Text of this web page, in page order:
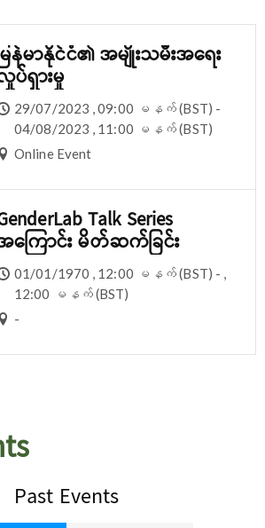
ြန်မာနိုင်ငံ၏ အမျိုးသမီးအရေး
ပ်ရှားမှု
29/07/2023 , 09:00 မနက် (BST) -
04/08/2023 , 11:00 မနက် (BST)
Online Event
Talk Series
ကြောင်း မိတ်ဆက်ခြင်း
01/01/1970 , 12:00 မနက် (BST) - ,
12:00 မနက် (BST)
-
Past Events